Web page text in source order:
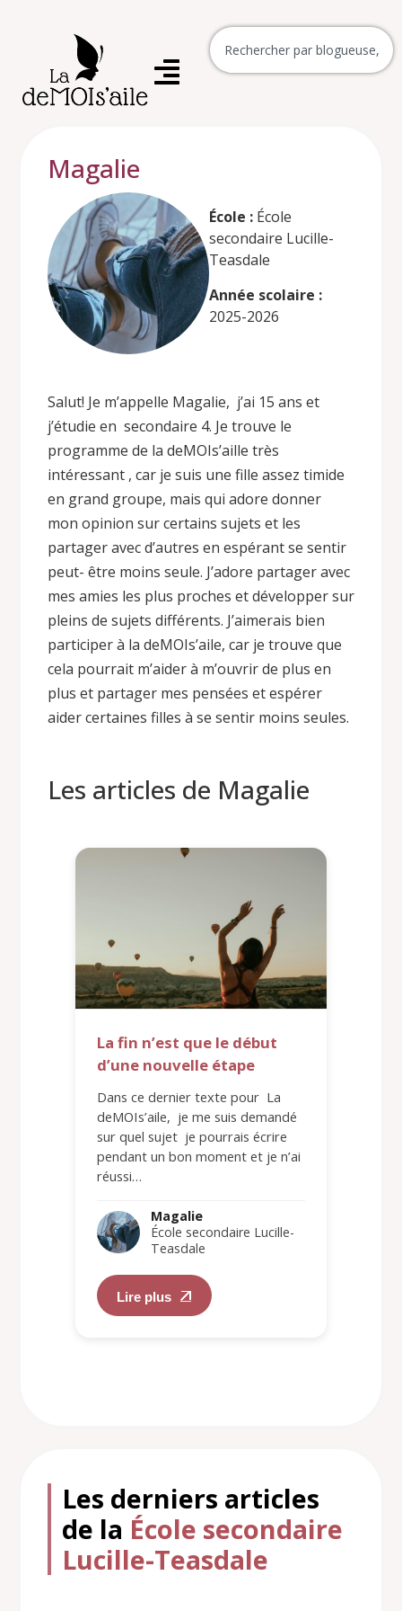
Magalie
École : École
secondaire Lucille-
Teasdale
Année scolaire :
2025-2026
Salut! Je m’appelle Magalie, j’ai 15 ans et
j’étudie en secondaire 4. Je trouve le
programme de la deMOIs’aille très
intéressant , car je suis une fille assez timide
en grand groupe, mais qui adore donner
mon opinion sur certains sujets et les
partager avec d’autres en espérant se sentir
peut- être moins seule. J’adore partager avec
mes amies les plus proches et développer sur
pleins de sujets différents. J’aimerais bien
participer à la deMOIs’aile, car je trouve que
cela pourrait m’aider à m’ouvrir de plus en
plus et partager mes pensées et espérer
aider certaines filles à se sentir moins seules.
Les articles de Magalie
La fin n’est que le début
d’une nouvelle étape
Dans ce dernier texte pour La
deMOIs’aile, je me suis demandé
sur quel sujet je pourrais écrire
pendant un bon moment et je n’ai
réussi…
Magalie
École secondaire Lucille-
Teasdale
Lire plus
Les derniers articles
de la École secondaire
Lucille-Teasdale